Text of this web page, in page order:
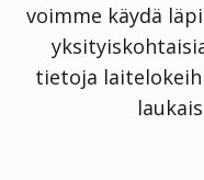
voimme käydä
tietoja